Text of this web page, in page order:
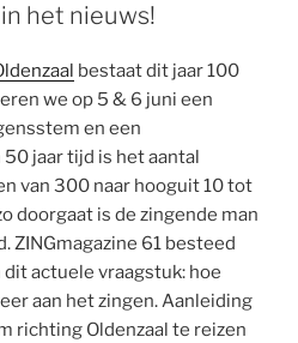
het nieuws!
bestaat dit jaar 100
we op 5 & 6 juni een
en een
jaar tijd is het aantal
van 300 naar hooguit 10 tot
doorgaat is de zingende man
ZINGmagazine 61 besteed
actuele vraagstuk: hoe
aan het zingen. Aanleiding
richting Oldenzaal te reizen